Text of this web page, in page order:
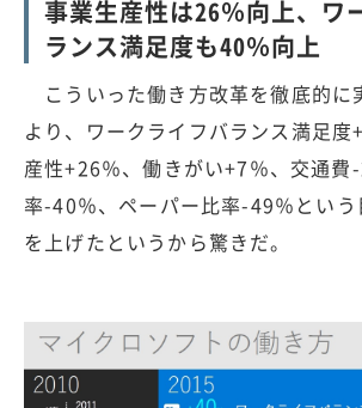
事業生産性は26％向上、ワ
ランス満足度も40％向上
こういった働き方改革を徹底的に
より、ワークライフバランス満足度
産性+26％、働きがい+7％、交通費
率-40％、ペーパー比率-49％という
を上げたというから驚きだ。